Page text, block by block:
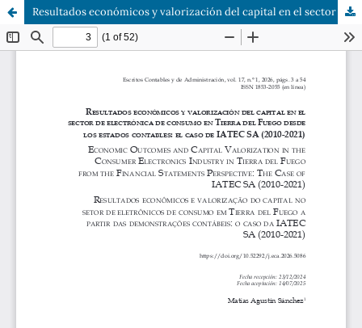
Resultados económicos y valorización del capital en el sector de electrónica de consumo en Tierra del Fuego desde los estados contables: el caso de IATEC SA (2010-2021)